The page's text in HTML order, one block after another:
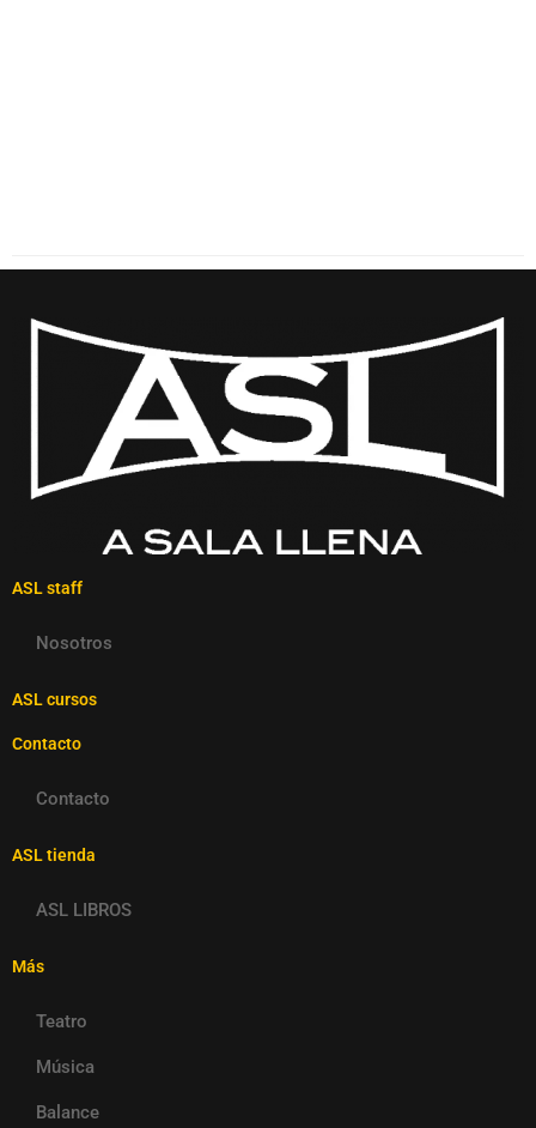
ASL staff
Nosotros
ASL cursos
Contacto
Contacto
ASL tienda
ASL LIBROS
Más
Teatro
Música
Balance